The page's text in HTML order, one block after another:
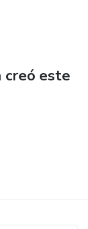
creó este